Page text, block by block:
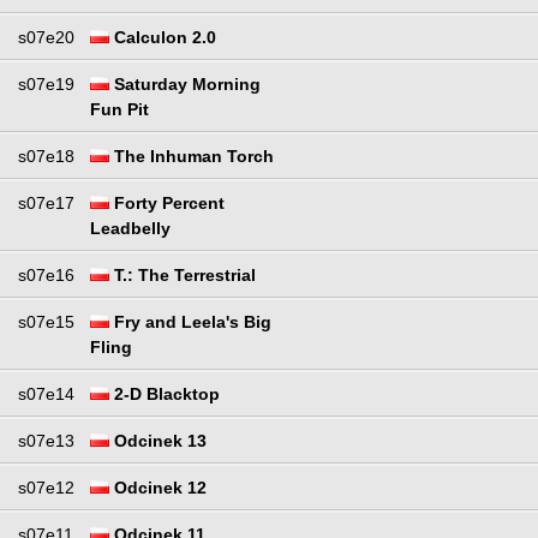
s07e20 Calculon 2.0
s07e19
Saturday Morning
Fun Pit
s07e18 The Inhuman Torch
s07e17
Forty Percent
Leadbelly
s07e16 T.: The Terrestrial
s07e15
Fry and Leela's Big
Fling
s07e14 2-D Blacktop
s07e13 Odcinek 13
s07e12 Odcinek 12